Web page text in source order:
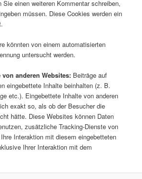
einen weiteren Kommentar schreiben,
müssen. Diese Cookies werden ein
könnten von einem automatisierten
untersucht werden.
anderen Websites: Beiträge auf
eingebettete Inhalte beinhalten (z. B.
etc.). Eingebettete Inhalte von anderen
exakt so, als ob der Besucher die
hätte. Diese Websites können Daten
zusätzliche Tracking-Dienste von
Interaktion mit diesem eingebetteten
Ihrer Interaktion mit dem